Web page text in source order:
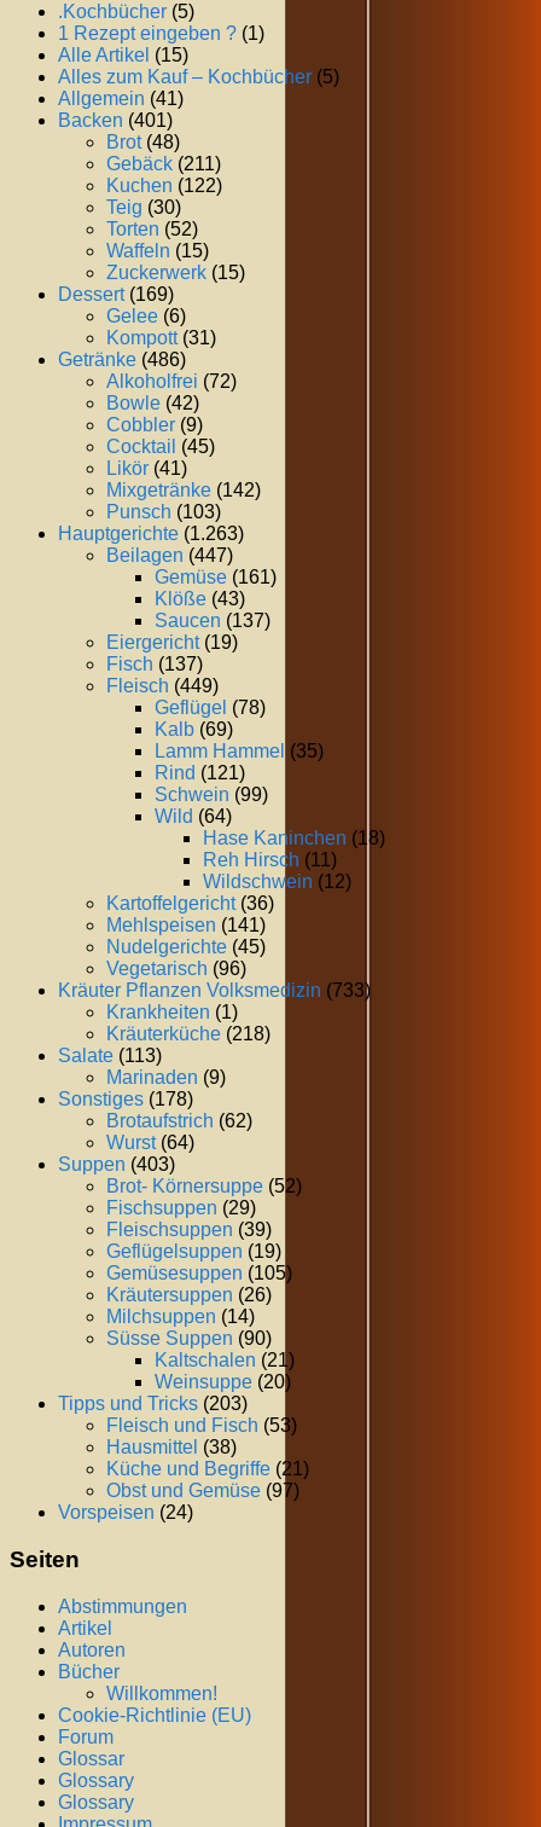
.Kochbücher (5)
1 Rezept eingeben ? (1)
Alle Artikel (15)
Alles zum Kauf – Kochbücher (5)
Allgemein (41)
Backen (401)
Brot(48)
Gebäck (211)
Kuchen (122)
Teig (30)
Torten (52)
Waffeln (15)
Zuckerwerk (15)
Dessert(169)
Gelee (6)
Kompott(31)
Getränke (486)
Alkoholfrei (72)
Bowle (42)
Cobbler (9)
Cocktail (45)
Likör (41)
Mixgetränke (142)
Punsch (103)
Hauptgerichte (1.263)
Beilagen (447)
Gemüse (161)
Klöße (43)
Saucen (137)
Eiergericht(19)
Fisch (137)
Fleisch (449)
Geflügel (78)
Kalb (69)
Lamm Hammel (35)
Rind (121)
Schwein (99)
Wild (64)
Hase Kaninchen (18)
Reh Hirsch (11)
Wildschwein (12)
Kartoffelgericht(36)
Mehlspeisen (141)
Nudelgerichte (45)
Vegetarisch (96)
Kräuter Pflanzen Volksmedizin (733)
Krankheiten (1)
Kräuterküche (218)
Salate (113)
Marinaden (9)
Sonstiges (178)
Brotaufstrich (62)
Wurst(64)
Suppen (403)
Brot- Körnersuppe (52)
Fischsuppen (29)
Fleischsuppen (39)
Geflügelsuppen (19)
Gemüsesuppen (105)
Kräutersuppen (26)
Milchsuppen (14)
Süsse Suppen (90)
Kaltschalen (21)
Weinsuppe (20)
Tipps und Tricks (203)
Fleisch und Fisch (53)
Hausmittel (38)
Küche und Begriffe (21)
Obst und Gemüse (97)
Vorspeisen (24)
Seiten
Abstimmungen
Artikel
Autoren
Bücher
Willkommen!
Cookie-Richtlinie (EU)
Forum
Glossar
Glossary
Glossary